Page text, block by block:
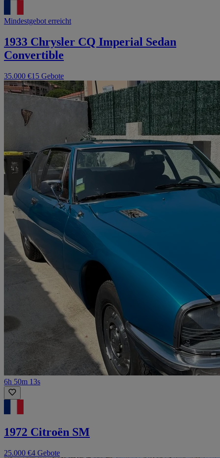
Mindestgebot erreicht
1933 Chrysler CQ Imperial Sedan
Convertible
35.000 €15 Gebote
6h 50m 13s
1972 Citroën SM
25.000 €4 Gebote